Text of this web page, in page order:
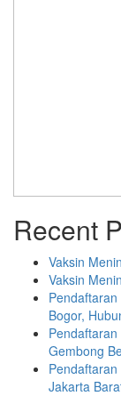
Recent
Vaksin
Vaksin
Bogor,
Gembong
Jakarta